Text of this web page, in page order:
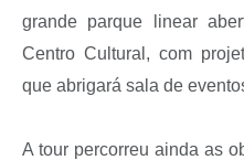
grande parque linear
Centro Cultural, com
que abrigará sala de
A tour percorreu ainda as